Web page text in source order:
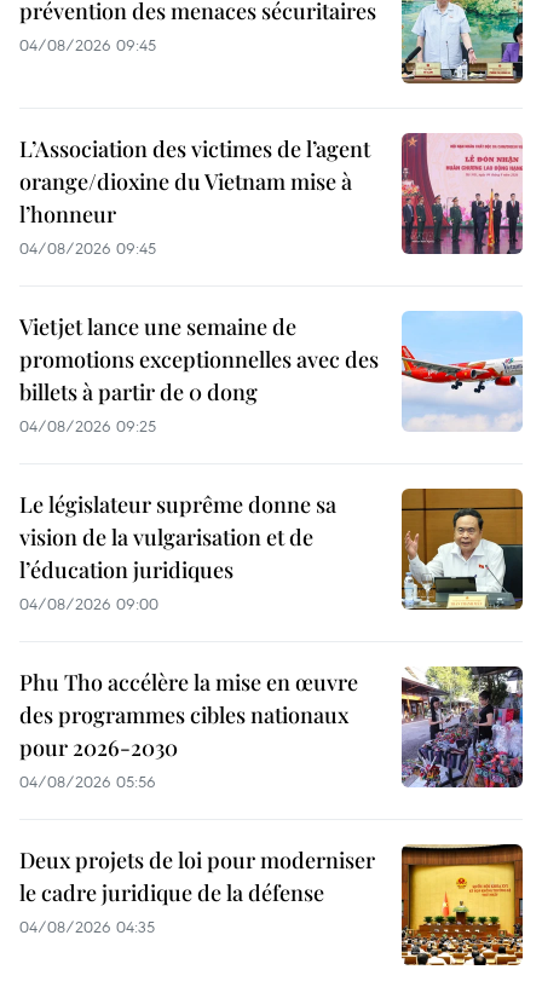
prévention des menaces sécuritaires
04/08/2026 09:45
L’Association des victimes de l’agent
orange/dioxine du Vietnam mise à
l’honneur
04/08/2026 09:45
Vietjet lance une semaine de
promotions exceptionnelles avec des
billets à partir de 0 dong
04/08/2026 09:25
Le législateur suprême donne sa
vision de la vulgarisation et de
l’éducation juridiques
04/08/2026 09:00
Phu Tho accélère la mise en œuvre
des programmes cibles nationaux
pour 2026-2030
04/08/2026 05:56
Deux projets de loi pour moderniser
le cadre juridique de la défense
04/08/2026 04:35